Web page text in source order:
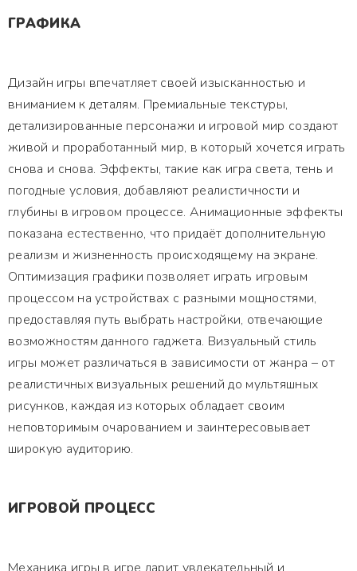
ГРАФИКА
Дизайн игры впечатляет своей изысканностью и
вниманием к деталям. Премиальные текстуры,
детализированные персонажи и игровой мир создают
живой и проработанный мир, в который хочется играть
снова и снова. Эффекты, такие как игра света, тень и
погодные условия, добавляют реалистичности и
глубины в игровом процессе. Анимационные эффекты
показана естественно, что придаёт дополнительную
реализм и жизненность происходящему на экране.
Оптимизация графики позволяет играть игровым
процессом на устройствах с разными мощностями,
предоставляя путь выбрать настройки, отвечающие
возможностям данного гаджета. Визуальный стиль
игры может различаться в зависимости от жанра – от
реалистичных визуальных решений до мультяшных
рисунков, каждая из которых обладает своим
неповторимым очарованием и заинтересовывает
широкую аудиторию.
ИГРОВОЙ ПРОЦЕСС